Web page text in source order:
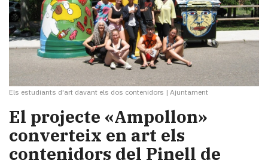
Els estudiants d'art davant els dos contenidors | Ajuntament
El projecte «Ampollon»
converteix en art els
contenidors del Pinell de